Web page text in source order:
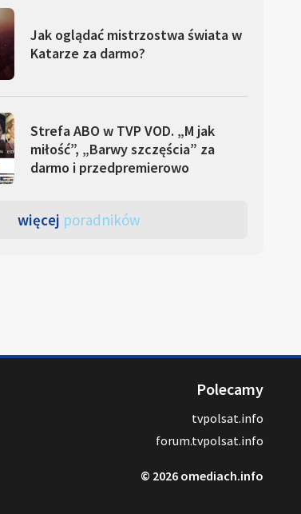
Jak oglądać mistrzostwa świata w
Katarze za darmo?
Strefa ABO w TVP VOD. „M jak
miłość”, „Barwy szczęścia” za
darmo i przedpremierowo
więcej poradników
Polecamy
tvpolsat.info
forum.tvpolsat.info
© 2026 omediach.info